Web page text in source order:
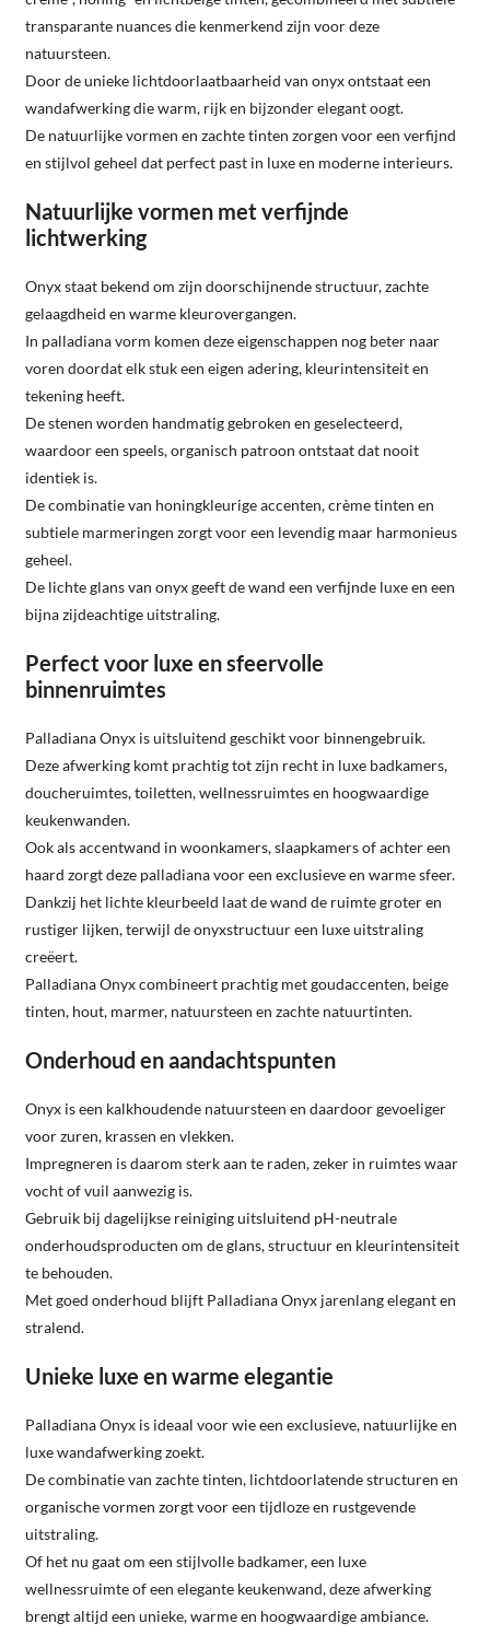
transparante nuances die kenmerkend zijn voor deze
natuursteen.
Door de unieke lichtdoorlaatbaarheid van onyx ontstaat een
wandafwerking die warm, rijk en bijzonder elegant oogt.
De natuurlijke vormen en zachte tinten zorgen voor een verfijnd
en stijlvol geheel dat perfect past in luxe en moderne interieurs.
Natuurlijke vormen met verfijnde
lichtwerking
Onyx staat bekend om zijn doorschijnende structuur, zachte
gelaagdheid en warme kleurovergangen.
In palladiana vorm komen deze eigenschappen nog beter naar
voren doordat elk stuk een eigen adering, kleurintensiteit en
tekening heeft.
De stenen worden handmatig gebroken en geselecteerd,
waardoor een speels, organisch patroon ontstaat dat nooit
identiek is.
De combinatie van honingkleurige accenten, crème tinten en
subtiele marmeringen zorgt voor een levendig maar harmonieus
geheel.
De lichte glans van onyx geeft de wand een verfijnde luxe en een
bijna zijdeachtige uitstraling.
Perfect voor luxe en sfeervolle
binnenruimtes
Palladiana Onyx is uitsluitend geschikt voor binnengebruik.
Deze afwerking komt prachtig tot zijn recht in luxe badkamers,
doucheruimtes, toiletten, wellnessruimtes en hoogwaardige
keukenwanden.
Ook als accentwand in woonkamers, slaapkamers of achter een
haard zorgt deze palladiana voor een exclusieve en warme sfeer.
Dankzij het lichte kleurbeeld laat de wand de ruimte groter en
rustiger lijken, terwijl de onyxstructuur een luxe uitstraling
creëert.
Palladiana Onyx combineert prachtig met goudaccenten, beige
tinten, hout, marmer, natuursteen en zachte natuurtinten.
Onderhoud en aandachtspunten
Onyx is een kalkhoudende natuursteen en daardoor gevoeliger
voor zuren, krassen en vlekken.
Impregneren is daarom sterk aan te raden, zeker in ruimtes waar
vocht of vuil aanwezig is.
Gebruik bij dagelijkse reiniging uitsluitend pH-neutrale
onderhoudsproducten om de glans, structuur en kleurintensiteit
te behouden.
Met goed onderhoud blijft Palladiana Onyx jarenlang elegant en
stralend.
Unieke luxe en warme elegantie
Palladiana Onyx is ideaal voor wie een exclusieve, natuurlijke en
luxe wandafwerking zoekt.
De combinatie van zachte tinten, lichtdoorlatende structuren en
organische vormen zorgt voor een tijdloze en rustgevende
uitstraling.
Of het nu gaat om een stijlvolle badkamer, een luxe
wellnessruimte of een elegante keukenwand, deze afwerking
brengt altijd een unieke, warme en hoogwaardige ambiance.